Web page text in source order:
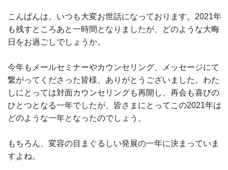
こんばんは。いつも大変お世話になっております。 2021年
も残すところあと一時間となりましたが、どのような大晦
日をお過ごしでしょうか。
今年もメールセミナーやカウンセリング、メッセージにて
繋がってくださった皆様、ありがとうございました。わた
しにとっては対面カウンセリングも再開し、再会も喜びの
ひとつとなる一年でしたが、皆さまにとってこの2021年は
どのような一年となったのでしょう。
もちろん、変容の目まぐるしい発展の一年に決まっていま
すよね。